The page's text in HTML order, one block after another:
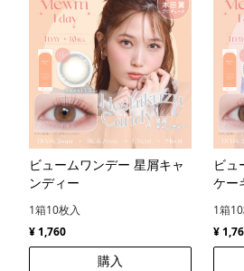
ビュームワンデー 星屑キャ
ンディー
1箱10枚入
¥ 1,760
購入
ビュ
ケー
1箱
¥